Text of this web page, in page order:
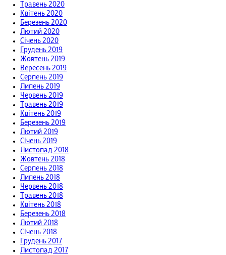
Травень 2020
Квітень 2020
Березень 2020
Лютий 2020
Січень 2020
Грудень 2019
Жовтень 2019
Вересень 2019
Серпень 2019
Липень 2019
Червень 2019
Травень 2019
Квітень 2019
Березень 2019
Лютий 2019
Січень 2019
Листопад 2018
Жовтень 2018
Серпень 2018
Липень 2018
Червень 2018
Травень 2018
Квітень 2018
Березень 2018
Лютий 2018
Січень 2018
Грудень 2017
Листопад 2017